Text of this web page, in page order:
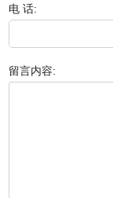
电 话:
留言内容: